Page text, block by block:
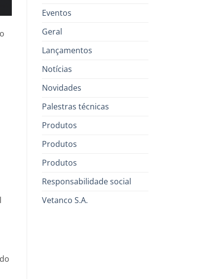
Eventos
Geral
Lançamentos
Notícias
Novidades
Palestras técnicas
Produtos
Produtos
Produtos
Responsabilidade social
Vetanco S.A.